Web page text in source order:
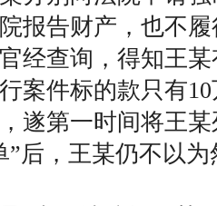
报告财产，也不
经查询，得知王
案件标的款只有
遂第一时间将王
”后，王某仍不以